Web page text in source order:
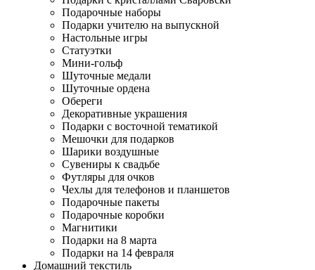
Подарочные наборы
Подарки учителю на выпускной
Настольные игры
Статуэтки
Мини-гольф
Шуточные медали
Шуточные ордена
Обереги
Декоративные украшения
Подарки с восточной тематикой
Мешочки для подарков
Шарики воздушные
Сувениры к свадьбе
Футляры для очков
Чехлы для телефонов и планшетов
Подарочные пакеты
Подарочные коробки
Магнитики
Подарки на 8 марта
Подарки на 14 февраля
Домашний текстиль